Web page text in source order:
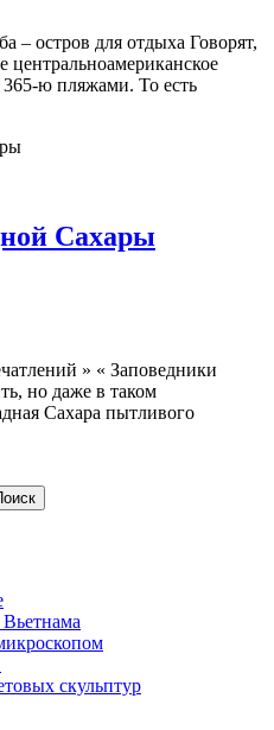
– остров для отдыха Говорят,
центральноамериканское
365-ю пляжами. То есть
Сахары
» « Заповедники
но даже в таком
Сахара пытливого
скульптур